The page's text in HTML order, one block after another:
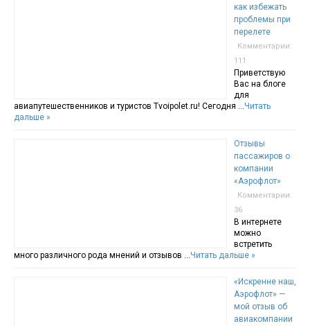
как избежать
проблемы при
перелете
Комментарии:
111
Приветствую
Вас на блоге
для
авиапутешественников и туристов Tvoipolet.ru! Сегодня … Читать
дальше »
Отзывы
пассажиров о
компании
«Аэрофлот»
Комментарии:
36
В интернете
можно
встретить
много различного рода мнений и отзывов … Читать дальше »
«Искренне наш,
Аэрофлот» —
мой отзыв об
авиакомпании